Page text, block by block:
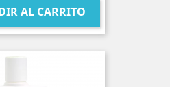
AL CARRITO